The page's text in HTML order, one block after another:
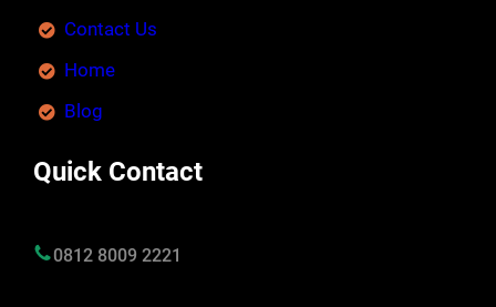
Contact Us
Home
Blog
Quick Contact
0812 8009 2221